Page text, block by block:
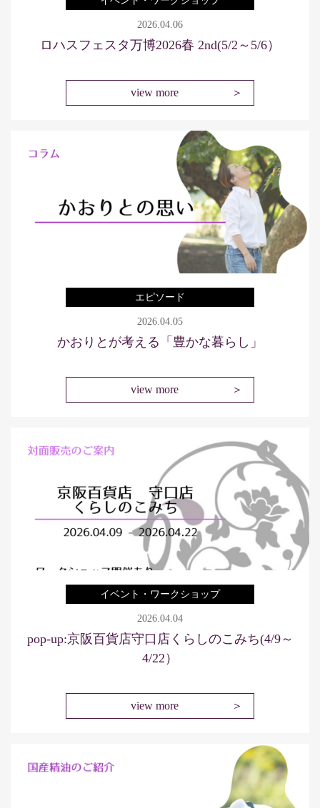
2026.04.06
ロハスフェスタ万博2026春 2nd(5/2～5/6）
view more
エピソード
2026.04.05
かおりとが考える「豊かな暮らし」
view more
イベント・ワークショップ
2026.04.04
pop-up:京阪百貨店守口店くらしのこみち(4/9～
4/22）
view more